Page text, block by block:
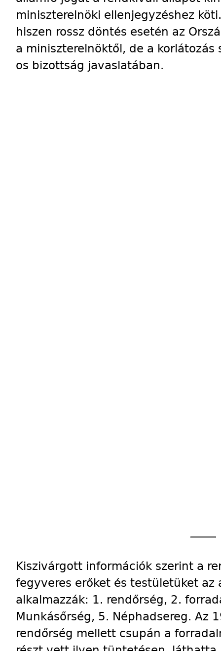
miniszterelnöki ellenjegyzéshez
hiszen rossz döntés esetén az
a miniszterelnöktől, de a
os bizottság javaslatában.
Kiszivárgott információk szerint a
fegyveres erőket és testületüket az
alkalmazzák: 1. rendőrség, 2.
Munkásőrség, 5. Néphadsereg. Az
rendőrség mellett csupán a